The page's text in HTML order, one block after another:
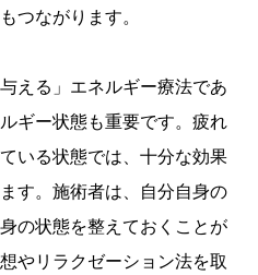
つながります。
える」エネルギー療法であ
ギー状態も重要です。疲れ
いる状態では、十分な効果
す。施術者は、自分自身の
の状態を整えておくことが
やリラクゼーション法を取